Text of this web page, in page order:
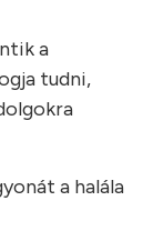
a
tudni,
a halála